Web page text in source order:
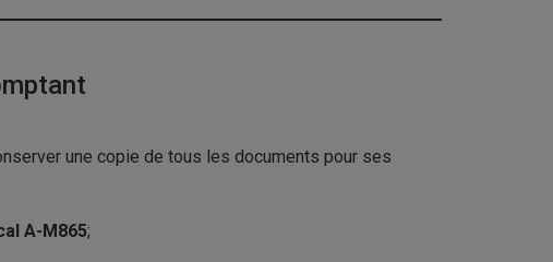
une copie de tous les documents pour ses
A-M865;